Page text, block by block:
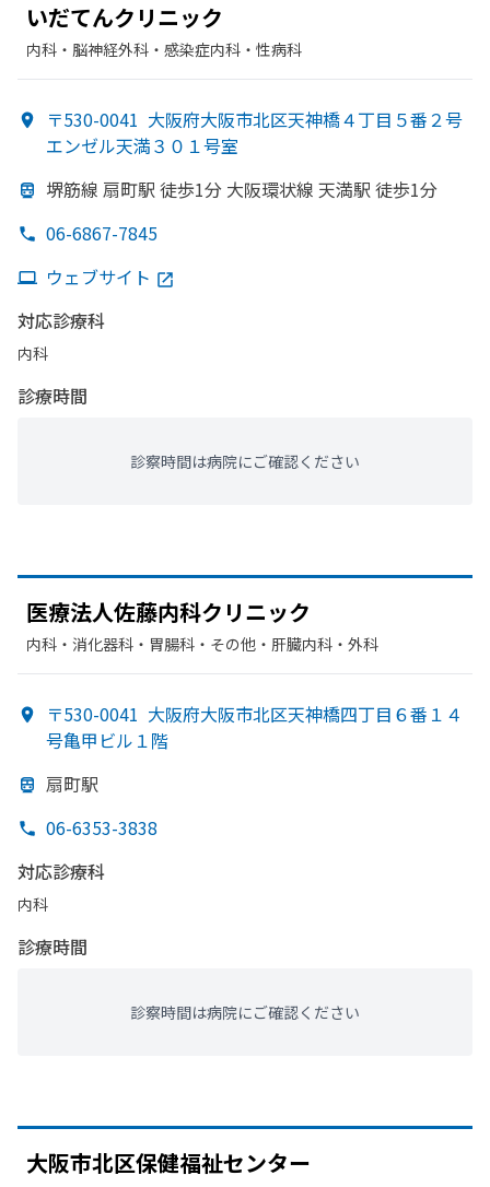
いだてんクリニック
内科・​脳神経外科・​感染症内科・​性病科
〒530-0041 大阪府大阪市北区天神橋４丁目５番２号
エンゼル天満３０１号室
堺筋線 扇町駅 徒歩1分 大阪環状線 天満駅 徒歩1分
06-6867-7845
ウェブサイト
対応診療科
内科
診療時間
診察時間は病院にご確認ください
医療法人佐藤内科クリニック
内科・​消化器科・​胃腸科・​その他・​肝臓内科・外科
〒530-0041 大阪府大阪市北区天神橋四丁目６番１４
号亀甲ビル１階
扇町駅
06-6353-3838
対応診療科
内科
診療時間
診察時間は病院にご確認ください
大阪市北区保健福祉センター